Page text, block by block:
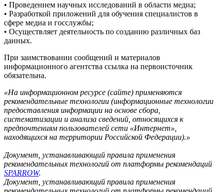
• Проведением научных исследований в области медиа;
• Разработкой приложений для обучения специалистов в
сфере медиа и госслужбы;
• Осуществляет деятельность по созданию различных баз
данных.
При заимствовании сообщений и материалов
информационного агентства ссылка на первоисточник
обязательна.
«На информационном ресурсе (сайте) применяются
рекомендательные технологии (информационные технологии
предоставления информации на основе сбора,
систематизации и анализа сведений, относящихся к
предпочтениям пользователей сети «Интернет»,
находящихся на территории Российской Федерации).»
Документ, устанавливающий правила применения
рекомендательных технологий от платформы рекомендаций
SPARROW.
Документ, устанавливающий правила применения